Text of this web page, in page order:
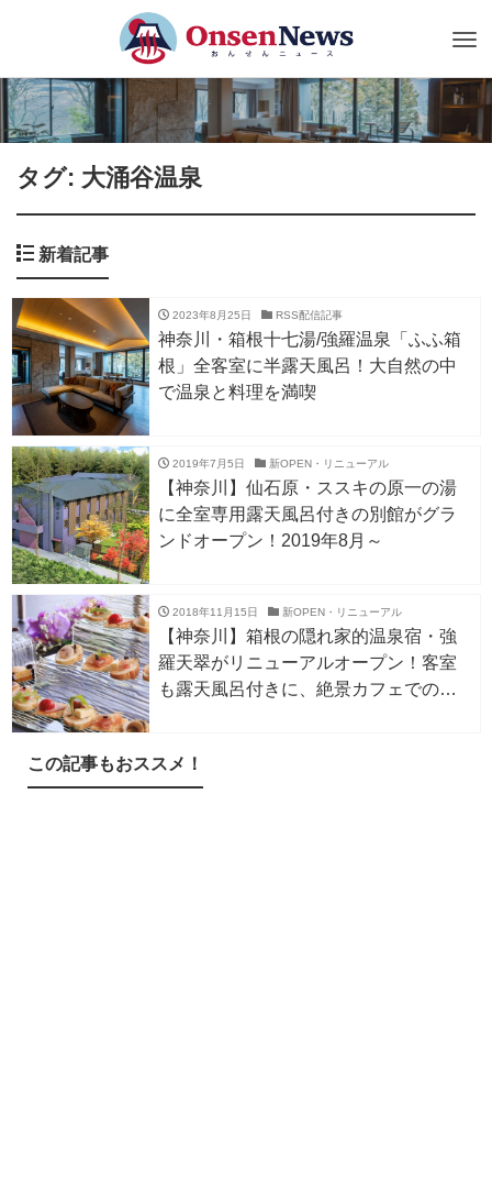
タグ: 大涌谷温泉
新着記事
2023年8月25日 RSS配信記事
神奈川・箱根十七湯/強羅温泉「ふふ箱
根」全客室に半露天風呂！大自然の中
で温泉と料理を満喫
2019年7月5日 新OPEN・リニューアル
【神奈川】仙石原・ススキの原一の湯
に全室専用露天風呂付きの別館がグラ
ンドオープン！2019年8月～
2018年11月15日 新OPEN・リニューアル
【神奈川】箱根の隠れ家的温泉宿・強
羅天翠がリニューアルオープン！客室
も露天風呂付きに、絶景カフェでのウ
この記事もおススメ！